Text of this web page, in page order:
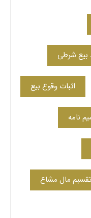
بیع شرطی
اثبات وقوع بیع
نامه
مال مشاع